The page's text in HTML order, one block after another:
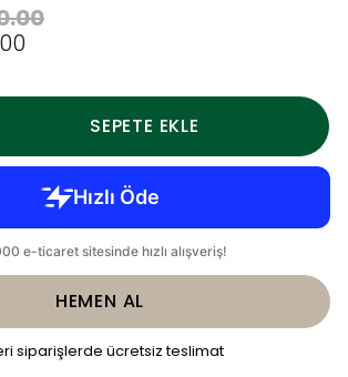
SEPETE EKLE
HEMEN AL
siparişlerde ücretsiz teslimat